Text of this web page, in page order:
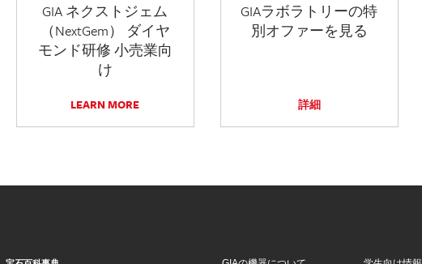
GIA ネクストジェム
（NextGem） ダイヤ
モンド研修 小売業向
け
LEARN MORE
GIAラボラトリーの特
別オファーを見る
詳細